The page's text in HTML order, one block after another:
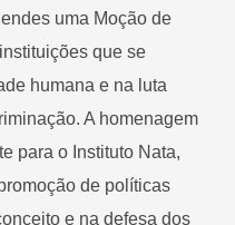
uma Moção de
que se
humana e na luta
A homenagem
para o Instituto Nata,
de políticas
e na defesa dos